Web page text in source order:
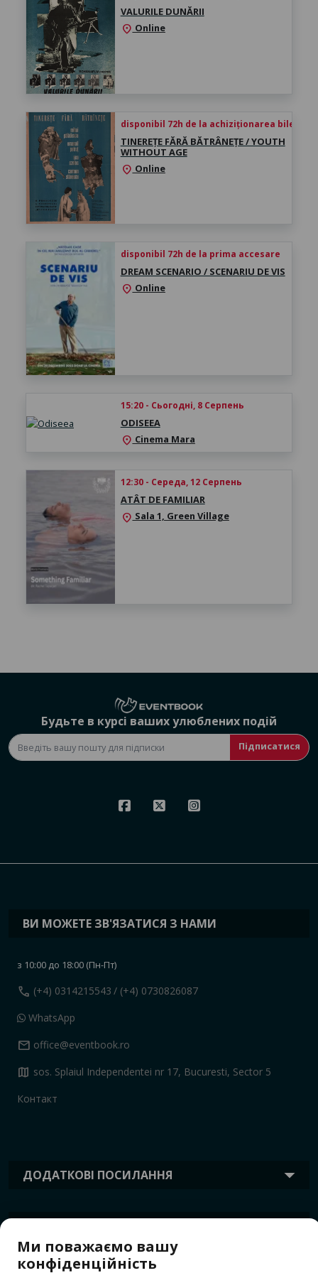
VALURILE DUNĂRII
location_on Online
disponibil 72h de la achiziționarea biletului
TINEREȚE FĂRĂ BĂTRÂNEȚE / YOUTH
WITHOUT AGE
location_on Online
disponibil 72h de la prima accesare
DREAM SCENARIO / SCENARIU DE VIS
location_on Online
15:20 - Сьогодні, 8 Серпень
ODISEEA
location_on Cinema Mara
12:30 - Середа, 12 Серпень
ATÂT DE FAMILIAR
location_on Sala 1, Green Village
Будьте в курсі ваших улюблених подій
Підписатися
ДОДАТКОВІ ПОСИЛАННЯ
ВИ МОЖЕТЕ ЗВ'ЯЗАТИСЯ З НАМИ
з 10:00 до 18:00 (Пн-Пт)
call (+4) 0314215543 / (+4) 0730826087
WhatsApp
mail office@eventbook.ro
map sos. Splaiul Independentei nr 17, Bucuresti, Sector 5
Контакт
Ми поважаємо вашу
конфіденційність